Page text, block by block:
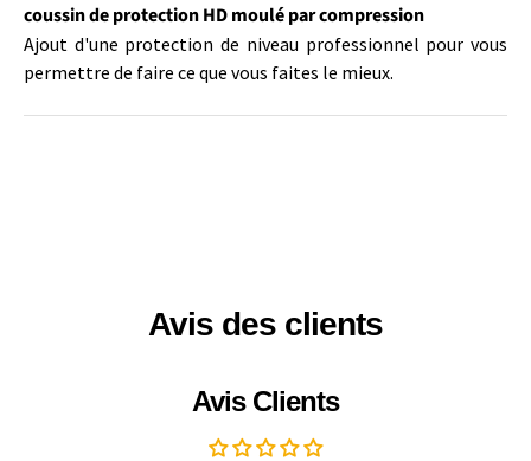
coussin de protection HD moulé par compression
Ajout d'une protection de niveau professionnel pour vous
permettre de faire ce que vous faites le mieux.
Avis des clients
Avis Clients